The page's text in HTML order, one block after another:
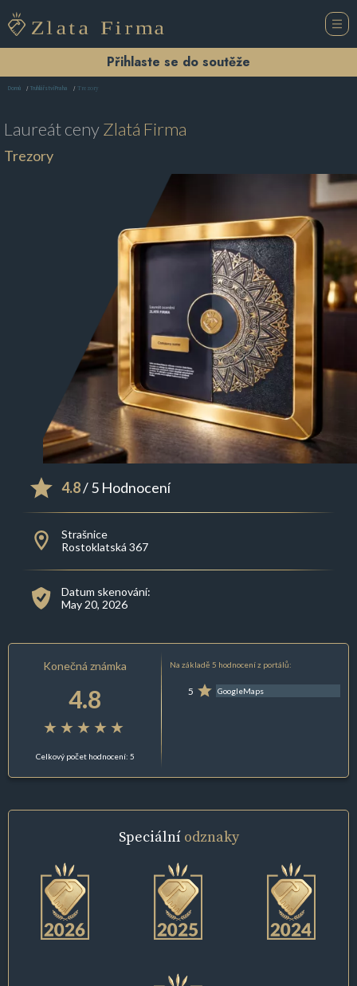
Přihlaste se do soutěže
Domů Truhlářství Praha Trezory
Laureát cenyZlatá Firma
Trezory
4.8/ 5 Hodnocení
Strašnice
Rostoklatská 367
Datum skenování:
May 20, 2026
Konečná známka
4.8
Celkový počet hodnocení: 5
Na základě 5 hodnocení z portálů:
5 GoogleMaps
Speciální odznaky